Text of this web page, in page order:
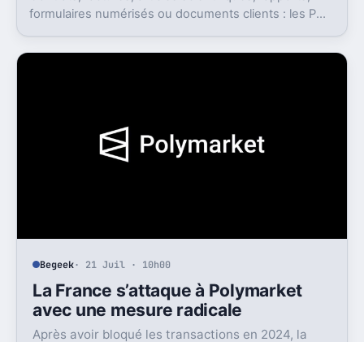
formulaires numérisés ou documents clients : les PDF
Begeek· 21 Juil · 10h00
La France s’attaque à Polymarket
avec une mesure radicale
Après avoir bloqué les transactions en 2024, la